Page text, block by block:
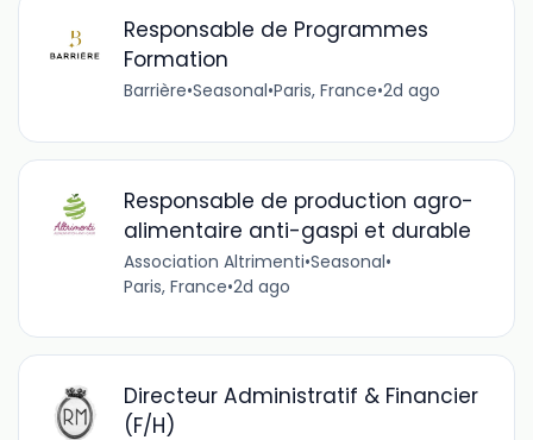
Responsable de Programmes
Formation
Barrière•Seasonal•Paris, France•2d ago
Responsable de production agro-
alimentaire anti-gaspi et durable
Association Altrimenti•Seasonal•
Paris, France•2d ago
Directeur Administratif & Financier
(F/H)